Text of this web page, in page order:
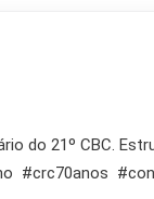
do 21º CBC.
#crc70anos